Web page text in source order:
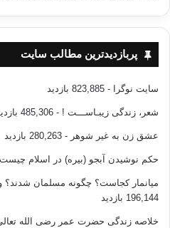
پربازدیدترین مطالب سایت
سایت نوگرا - 823,885 بازدید
شعر، زندگی زیبـاســـت ! - 485,306 بازدید
عشق زن به غیر شوهر - 280,263 بازدید
حکم نوشیدن آبجو (بیره) در اسلام
میانمار کجاست؟ چگونه مسلمان
196,144 بازدید
خلاصه زندگی حضرت عمر رضی الله